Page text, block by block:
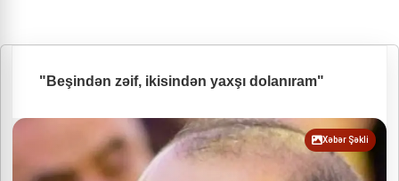
"Beşindən zəif, ikisindən yaxşı dolanıram"
Xəbər Şəkli